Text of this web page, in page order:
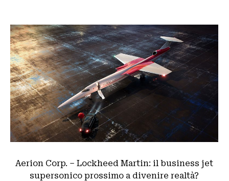
Aerion Corp. – Lockheed Martin: il business jet
supersonico prossimo a divenire realtà?